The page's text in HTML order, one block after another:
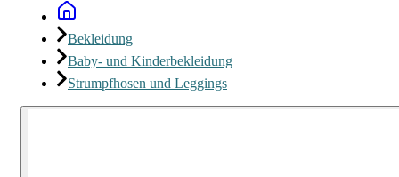
Bekleidung
Baby- und Kinderbekleidung
Strumpfhosen und Leggings